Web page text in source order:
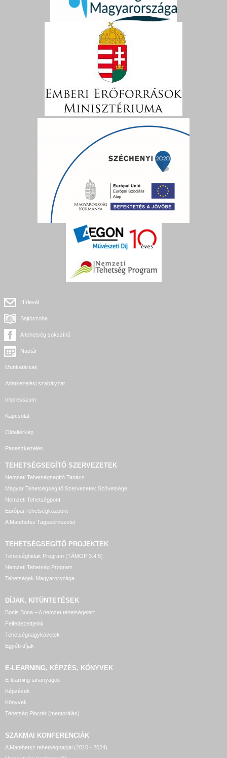
Hírlevél
Sajtószoba
A tehetség sokszínű
Naptár
Munkatársak
Adatkezelési szabályzat
Impresszum
Kapcsolat
Oldaltérkép
Panaszkezelés
TEHETSÉGSEGÍTŐ SZERVEZETEK
Nemzeti Tehetségsegítő Tanács
Magyar Tehetségsegítő Szervezetek Szövetsége
Nemzeti Tehetségpont
Európai Tehetségközpont
A Matehetsz Tagszervezetei
TEHETSÉGSEGÍTŐ PROJEKTEK
Tehetséghidak Program (TÁMOP 3.4.5)
Nemzeti Tehetség Program
Tehetségek Magyarországa
DÍJAK, KITÜNTETÉSEK
Bonis Bona – A nemzet tehetségeiért
Felfedezettjeink
Tehetségnagykövetek
Egyéb díjak
E-LEARNING, KÉPZÉS, KÖNYVEK
E-learning tananyagok
Képzések
Könyvek
Tehetség Piactér (mentorálás)
SZAKMAI KONFERENCIÁK
A Matehetsz tehetségnapjai (2010 - 2024)